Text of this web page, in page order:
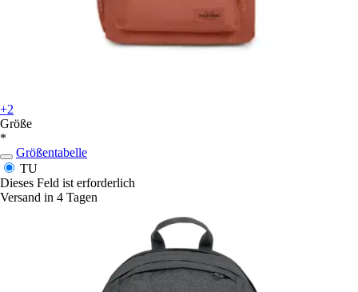
+2
Größe
*
Größentabelle
TU
Dieses Feld ist erforderlich
Versand in 4 Tagen